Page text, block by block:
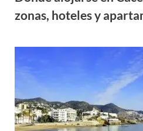
zonas, hoteles y